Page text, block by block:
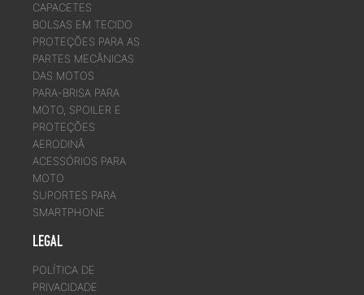
CAPACETES
BOLSAS EM TECIDO
PROTEÇÕES PARA AS
PARTES MECÂNICAS
DAS MOTOS
PARA-BRISA PARA
MOTO, SPOILER E
PROTEÇÕES
AERODINÂ
ACESSÓRIOS PARA
MOTO
SUPORTES PARA
SMARTPHONE
LEGAL
POLÍTICA DE
PRIVACIDADE